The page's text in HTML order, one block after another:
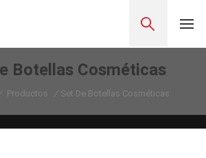
Botellas Cosméticas
/ Productos / Set De Botellas Cosméticas